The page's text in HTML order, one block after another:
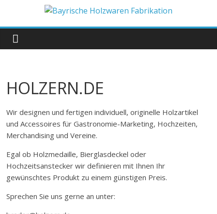
springen
Bayrische
Holzwaren
Fabrikation
HOLZERN.DE
Wir designen und fertigen individuell, originelle Holzartikel
und Accessoires für Gastronomie-Marketing, Hochzeiten,
Merchandising und Vereine.
Egal ob Holzmedaille, Bierglasdeckel oder
Hochzeitsanstecker wir definieren mit Ihnen Ihr
gewünschtes Produkt zu einem günstigen Preis.
Sprechen Sie uns gerne an unter: